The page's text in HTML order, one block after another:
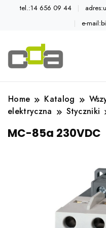
tel.:14 656 09 44
e-
Home Katalog
elektryczna
Styczniki
MC-85a 230VDC